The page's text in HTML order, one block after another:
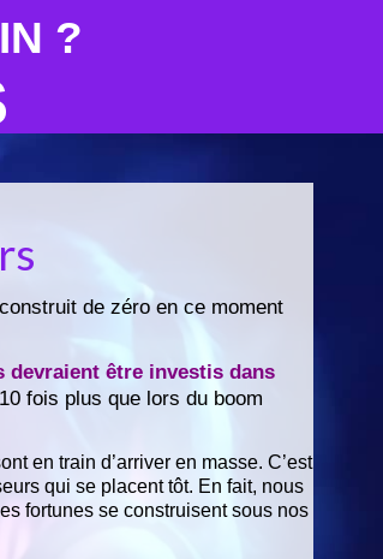
?
de zéro en ce moment
devraient être investis dans
fois plus que lors du boom
en train d’arriver en masse. C’est
qui se placent tôt. En fait, nous
fortunes se construisent sous nos